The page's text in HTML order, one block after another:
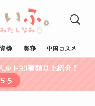
格 美容 中国コスメ
ト30種類以上紹介！
ら